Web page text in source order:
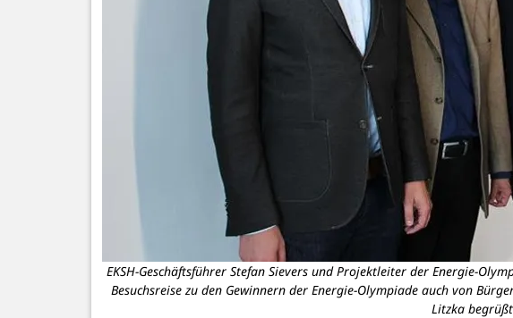
EKSH-Geschäftsführer Stefan Sievers und Projektleiter der Energie-
Besuchsreise zu den Gewinnern der Energie-Olympiade auch von
Litzka